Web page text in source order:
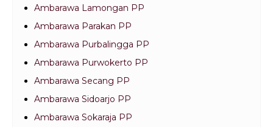
Ambarawa Lamongan PP
Ambarawa Parakan PP
Ambarawa Purbalingga PP
Ambarawa Purwokerto PP
Ambarawa Secang PP
Ambarawa Sidoarjo PP
Ambarawa Sokaraja PP